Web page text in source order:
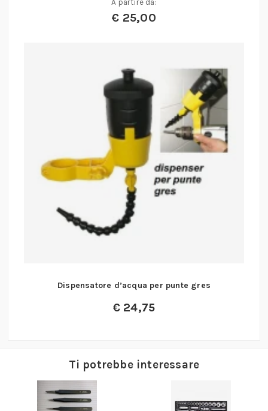
A partire da:
€ 25,00
Dispensatore d’acqua per punte gres
€ 24,75
Ti potrebbe interessare